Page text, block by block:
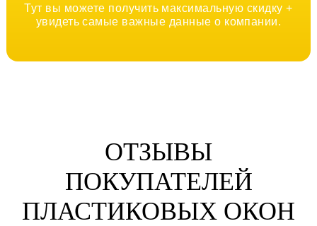
Тут вы можете получить максимальную скидку +
увидеть самые важные данные о компании.
ОТЗЫВЫ
ПОКУПАТЕЛЕЙ
ПЛАСТИКОВЫХ ОКОН